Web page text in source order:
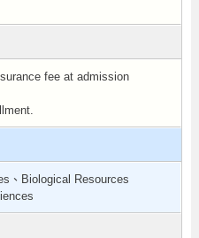
fee at admission
、Biological Resources